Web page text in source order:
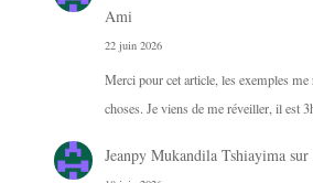
Ami
22 juin 2026
Merci pour cet article, les exemples me
choses. Je viens de me réveiller, il est
Jeanpy Mukandila Tshiayimasur